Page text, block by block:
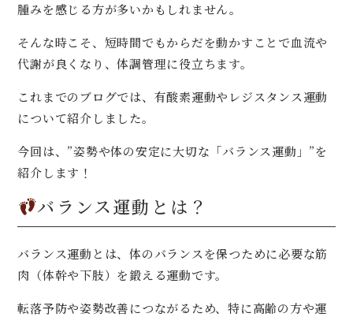
腫みを感じる方が多いかもしれません。
そんな時こそ、短時間でもからだを動かすことで血流や
代謝が良くなり、体調管理に役立ちます。
これまでのブログでは、有酸素運動やレジスタンス運動
について紹介しました。
今回は、”姿勢や体の安定に大切な「バランス運動」”を
紹介します！
バランス運動とは？
バランス運動とは、体のバランスを保つために必要な筋
肉（体幹や下肢）を鍛える運動です。
転落予防や姿勢改善につながるため、特に高齢の方や運